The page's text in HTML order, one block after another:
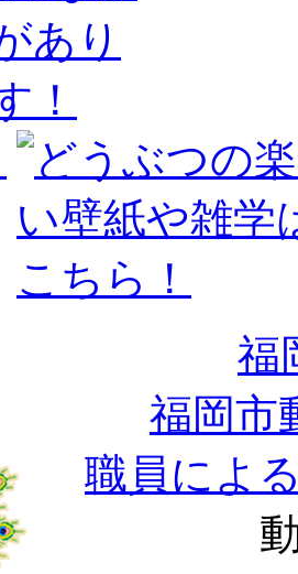
福
福岡市
職員によ